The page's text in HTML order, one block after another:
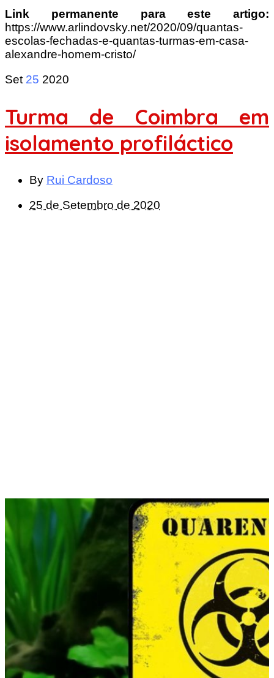
Link permanente para este artigo:
https://www.arlindovsky.net/2020/09/quantas-
escolas-fechadas-e-quantas-turmas-em-casa-
alexandre-homem-cristo/
Set 25 2020
Turma de Coimbra em
isolamento profiláctico
By Rui Cardoso
25 de Setembro de 2020